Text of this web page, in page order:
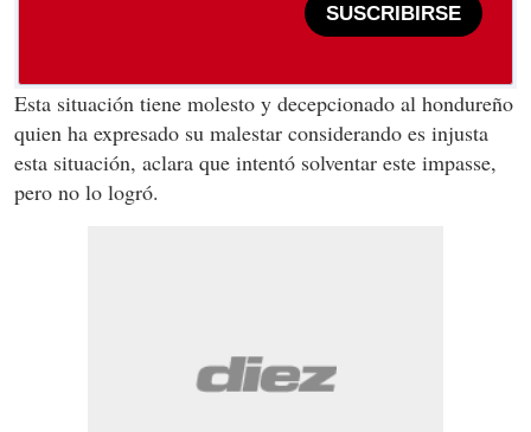
SUSCRIBIRSE
Esta situación tiene molesto y decepcionado al hondureño
quien ha expresado su malestar considerando es injusta
esta situación, aclara que intentó solventar este impasse,
pero no lo logró.